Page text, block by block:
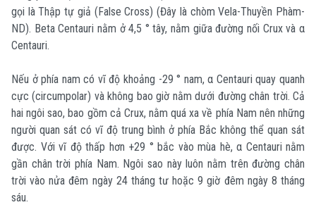
gọi là Thập tự giả (False Cross) (Đây là chòm Vela-Thuyền Phàm-
ND). Beta Centauri nằm ở 4,5 ° tây, nằm giữa đường nối Crux và α
Centauri.
Nếu ở phía nam có vĩ độ khoảng -29 ° nam, α Centauri quay quanh
cực (circumpolar) và không bao giờ nằm dưới đường chân trời. Cả
hai ngôi sao, bao gồm cả Crux, nằm quá xa về phía Nam nên những
người quan sát có vĩ độ trung bình ở phía Bắc không thể quan sát
được. Với vĩ độ thấp hơn +29 ° bắc vào mùa hè, α Centauri nằm
gần chân trời phía Nam. Ngôi sao này luôn nằm trên đường chân
trời vào nửa đêm ngày 24 tháng tư hoặc 9 giờ đêm ngày 8 tháng
sáu.